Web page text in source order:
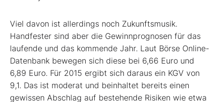
Viel davon ist allerdings noch Zukunftsmusik.
Handfester sind aber die Gewinnprognosen für das
laufende und das kommende Jahr. Laut Börse Online-
Datenbank bewegen sich diese bei 6,66 Euro und
6,89 Euro. Für 2015 ergibt sich daraus ein KGV von
9,1. Das ist moderat und beinhaltet bereits einen
gewissen Abschlag auf bestehende Risiken wie etwa